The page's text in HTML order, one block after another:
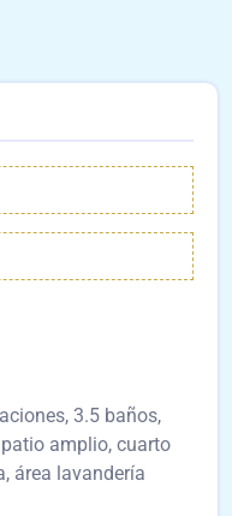
3.5 baños,
amplio, cuarto
área lavandería